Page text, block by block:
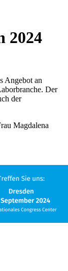
2024
Angebot an
Der
der
Magdalena